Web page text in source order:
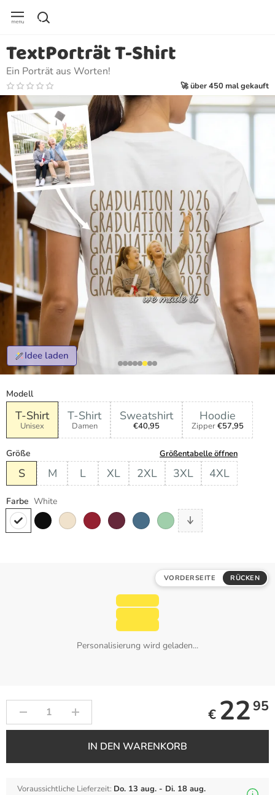
TextPorträt T-Shirt
Ein Porträt aus Worten!
🚀 über 450 mal gekauft
Idee laden
Modell
T-Shirt
Unisex
T-Shirt
Damen
Sweatshirt
€40,95
Hoodie
Zipper€57,95
Größe Größentabelle öffnen
S M L XL 2XL 3XL 4XL
Farbe White
Personalisierung wird geladen...
VORDERSEITE RÜCKEN
€ 22 95
IN DEN WARENKORB
Voraussichtliche Lieferzeit: Do. 13 aug. - Di. 18 aug.